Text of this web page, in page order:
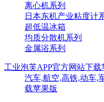
离心机系列
日本东机产业粘度计
超低温冰箱
均质分散机系列
金属浴系列
工业泡芙APP官方网站下载
汽车,航空,高铁,动车,
载苹果版